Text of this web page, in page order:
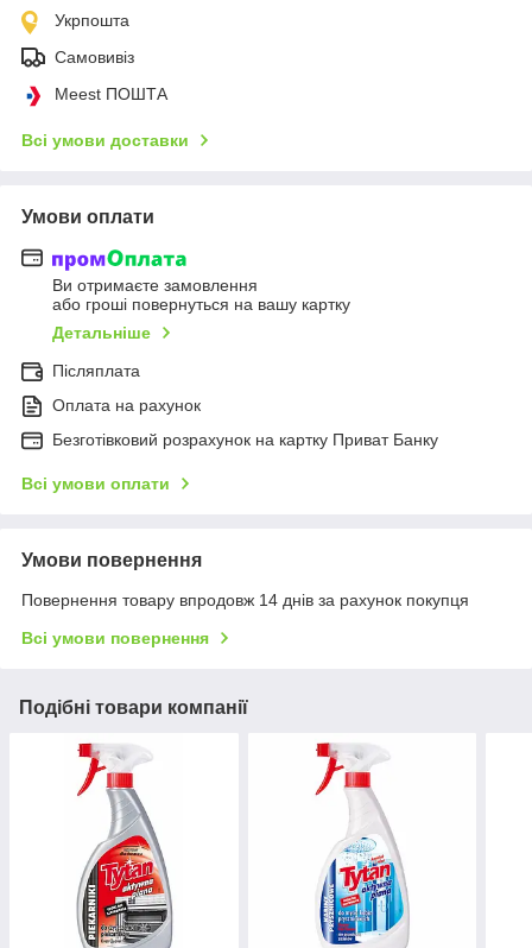
Укрпошта
Самовивіз
Meest ПОШТА
Всі умови доставки
Умови оплати
Ви отримаєте замовлення
або гроші повернуться на вашу картку
Детальніше
Післяплата
Оплата на рахунок
Безготівковий розрахунок на картку Приват Банку
Всі умови оплати
Умови повернення
Повернення товару впродовж 14 днів за рахунок покупця
Всі умови повернення
Подібні товари компанії